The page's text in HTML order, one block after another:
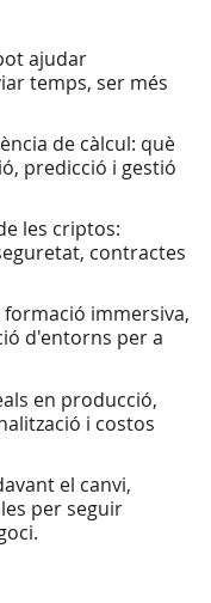
ajudar
temps, ser més
de càlcul: què
predicció i gestió
les criptos:
contractes
immersiva,
d'entorns per a
en producció,
i costos
el canvi,
per seguir